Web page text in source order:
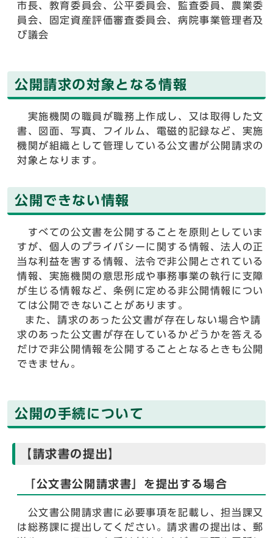
市長、教育委員会、公平委員会、監査委員、農業委
員会、固定資産評価審査委員会、病院事業管理者及
び議会
公開請求の対象となる情報
実施機関の職員が職務上作成し、又は取得した文
書、図面、写真、フイルム、電磁的記録など、実施
機関が組織として管理している公文書が公開請求の
対象となります。
公開できない情報
すべての公文書を公開することを原則としていま
すが、個人のプライバシーに関する情報、法人の正
当な利益を害する情報、法令で非公開とされている
情報、実施機関の意思形成や事務事業の執行に支障
が生じる情報など、条例に定める非公開情報につい
ては公開できないことがあります。
また、請求のあった公文書が存在しない場合や請
求のあった公文書が存在しているかどうかを答える
だけで非公開情報を公開することとなるときも公開
できません。
公開の手続について
【請求書の提出】
「公文書公開請求書」を提出する場合
公文書公開請求書に必要事項を記載し、担当課又
は総務課に提出してください。請求書の提出は、郵